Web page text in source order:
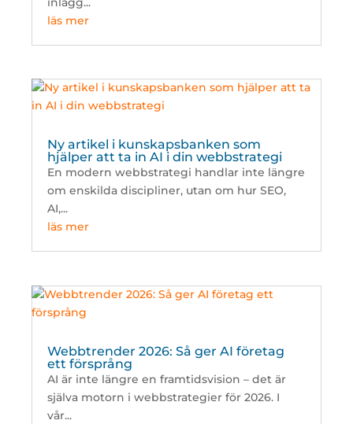
läs mer
Ny artikel i kunskapsbanken som
hjälper att ta in AI i din webbstrategi
En modern webbstrategi handlar inte längre
om enskilda discipliner, utan om hur SEO,
AI,...
läs mer
Webbtrender 2026: Så ger AI företag
ett försprång
AI är inte längre en framtidsvision – det är
själva motorn i webbstrategier för 2026. I
vår...